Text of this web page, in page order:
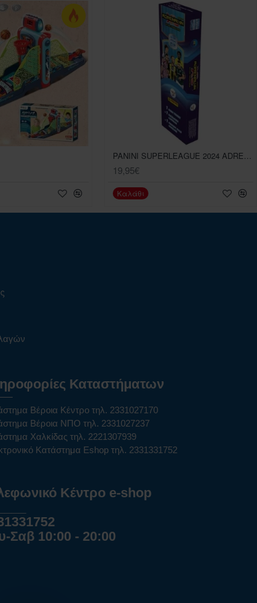
19,95€
Καλάθι
Καταστήματων
Βέροια Κέντρο τηλ. 2331027170
Βέροια ΝΠΟ τηλ. 2331027237
Χαλκίδας τηλ. 2221307939
Κατάστημα Eshop τηλ. 2331331752
Κέντρο e-shop
Σαβ 10:00 - 20:00